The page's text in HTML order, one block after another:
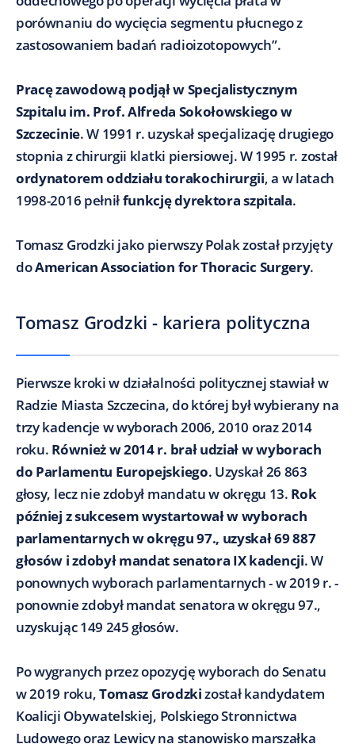
porównaniu do wycięcia segmentu płucnego z
zastosowaniem badań radioizotopowych”.
Pracę zawodową podjął w Specjalistycznym
Szpitalu im. Prof. Alfreda Sokołowskiego w
Szczecinie. W 1991 r. uzyskał specjalizację drugiego
stopnia z chirurgii klatki piersiowej. W 1995 r. został
ordynatorem oddziału torakochirurgii, a w latach
1998-2016 pełniłfunkcję dyrektora szpitala.
Tomasz Grodzki jako pierwszy Polak został przyjęty
doAmerican Association for Thoracic Surgery.
Tomasz Grodzki - kariera polityczna
Pierwsze kroki w działalności politycznej stawiał w
Radzie Miasta Szczecina, do której był wybierany na
trzy kadencje w wyborach 2006, 2010 oraz 2014
roku. Również w 2014 r. brał udział w wyborach
do Parlamentu Europejskiego. Uzyskał 26 863
głosy, lecz nie zdobył mandatu w okręgu 13. Rok
później z sukcesem wystartował w wyborach
parlamentarnych w okręgu 97., uzyskał 69 887
głosów i zdobył mandat senatora IX kadencji. W
ponownych wyborach parlamentarnych - w 2019 r. -
ponownie zdobył mandat senatora w okręgu 97.,
uzyskując 149 245 głosów.
Po wygranych przez opozycję wyborach do Senatu
w 2019 roku,Tomasz Grodzkizostał kandydatem
Koalicji Obywatelskiej, Polskiego Stronnictwa
Ludowego oraz Lewicy na stanowisko marszałka